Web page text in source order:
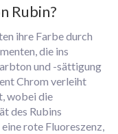
Rubin?
ihre Farbe durch
die ins
und -sättigung
Chrom verleiht
wobei die
des Rubins
rote Fluoreszenz,